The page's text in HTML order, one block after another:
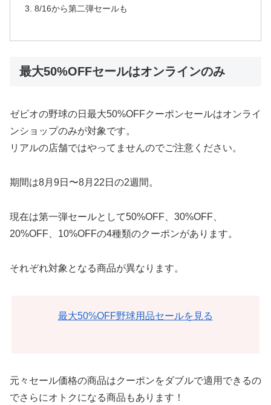
8/16から第二弾セールも
最大50%OFFセールはオンラインのみ
ゼビオの野球の日最大50%OFFクーポンセールはオンライ
ンショップのみが対象です。
リアルの店舗ではやってませんのでご注意ください。
期間は8月9日〜8月22日の2週間。
現在は第一弾セールとして50%OFF、30%OFF、
20%OFF、10%OFFの4種類のクーポンがあります。
それぞれ対象となる商品が異なります。
最大50%OFF野球用品セールを見る
元々セール価格の商品はクーポンをダブルで適用できるの
でさらにオトクになる商品もあります！